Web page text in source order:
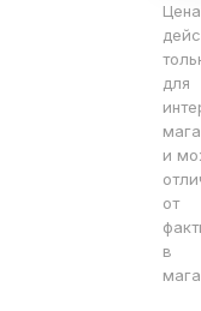
Цена
для
и
от
в